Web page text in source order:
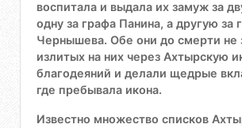
воспитала и выдала их замуж за
одну за графа Панина, а другую за
Чернышева. Обе они до смерти не
излитых на них через Ахтырскую
благодеяний и делали щедрые
где пребывала икона.
Известно множество списков